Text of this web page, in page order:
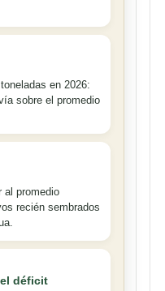
en 2026:
sobre el promedio
al promedio
recién sembrados
déficit